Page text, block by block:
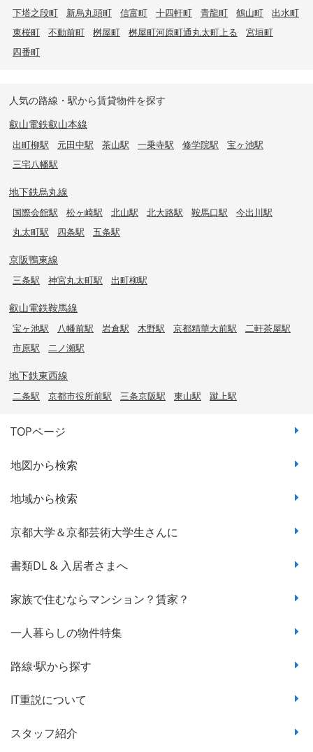
下塔之段町
新烏丸頭町 信富町 十四軒町 青龍町 鶴山町
出水町
東桜町
不動前町 桝屋町 桝屋町河原町通丸太町上る
宮垣町
四番町
人気の路線・駅から賃貸物件を探す
叡山電鉄叡山本線
出町柳駅 元田中駅 茶山駅 一乗寺駅 修学院駅
宝ヶ池駅
三宅八幡駅
地下鉄烏丸線
国際会館駅 松ヶ崎駅 北山駅 北大路駅 鞍馬口駅
今出川駅
丸太町駅
四条駅 五条駅
京阪鴨東線
三条駅 神宮丸太町駅 出町柳駅
叡山電鉄鞍馬線
宝ヶ池駅 八幡前駅 岩倉駅 木野駅 京都精華大前駅
二軒茶屋駅
市原駅
二ノ瀬駅
地下鉄東西線
二条駅 京都市役所前駅 三条京阪駅 東山駅 蹴上駅
TOPページ
地図から検索
地域から検索
京都大学＆京都芸術大学生さんに
書類DL & 入居者さまへ
家族で住むならマンション？賃家？
一人暮らしの物件特集
路線·駅から探す
IT重説について
スタッフ紹介